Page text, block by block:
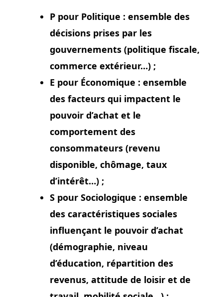
P pour Politique : ensemble des
décisions prises par les
gouvernements (politique fiscale,
commerce extérieur…) ;
E pour Économique : ensemble
des facteurs qui impactent le
pouvoir d’achat et le
comportement des
consommateurs (revenu
disponible, chômage, taux
d’intérêt…) ;
S pour Sociologique : ensemble
des caractéristiques sociales
influençant le pouvoir d’achat
(démographie, niveau
d’éducation, répartition des
revenus, attitude de loisir et de